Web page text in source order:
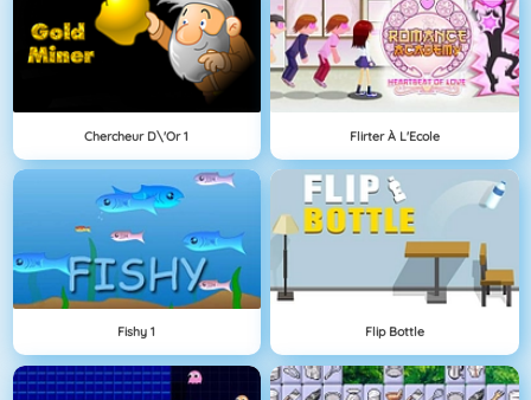
Chercheur D\'Or 1 Flirter À L'Ecole
Fishy 1 Flip Bottle